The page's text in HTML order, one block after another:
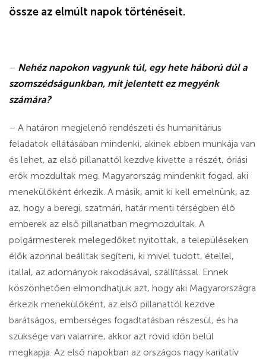
össze az elmúlt napok történéseit.
– Nehéz napokon vagyunk túl, egy hete háború dúl a
szomszédságunkban, mit jelentett ez megyénk
számára?
– A határon megjelenő rendészeti és humanitárius
feladatok ellátásában mindenki, akinek ebben munkája van
és lehet, az első pillanattól kezdve kivette a részét, óriási
erők mozdultak meg. Magyarország mindenkit fogad, aki
menekülőként érkezik. A másik, amit ki kell emelnünk, az
az, hogy a beregi, szatmári, határ menti térségben élő
emberek az első pillanatban megmozdultak. A
polgármesterek melegedőket nyitottak, a településeken
élők azonnal beálltak segíteni, ki mivel tudott, étellel,
itallal, az adományok rakodásával, szállítással. Ennek
köszönhetően elmondhatjuk azt, hogy aki Magyarországra
érkezik menekülőként, az első pillanattól kezdve
barátságos, emberséges fogadtatásban részesül, és ha
szüksége van valamire, akkor azt rövid időn belül
megkapja. Az első napokban az országos nagy karitatív